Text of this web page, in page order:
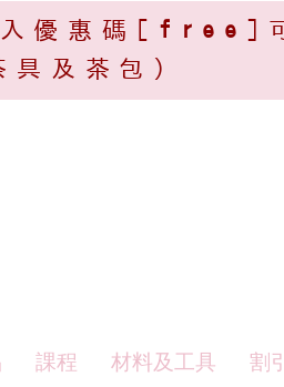
優惠碼[ free
]
具及茶包)​
課程 材料及工具 割